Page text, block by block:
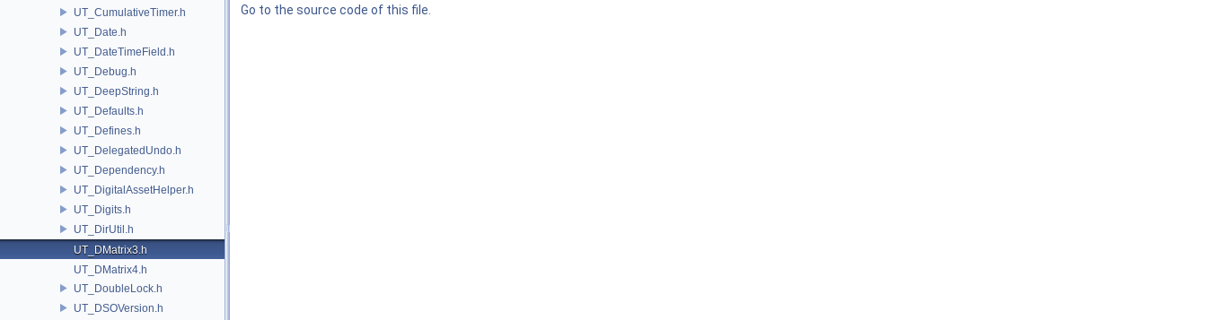
UT_CumulativeTimer.h
UT_Date.h
UT_DateTimeField.h
UT_Debug.h
UT_DeepString.h
UT_Defaults.h
UT_Defines.h
UT_DelegatedUndo.h
UT_Dependency.h
UT_DigitalAssetHelper.h
UT_Digits.h
UT_DirUtil.h
UT_DMatrix3.h
UT_DMatrix4.h
UT_DoubleLock.h
UT_DSOVersion.h
Go to the source code of this file.